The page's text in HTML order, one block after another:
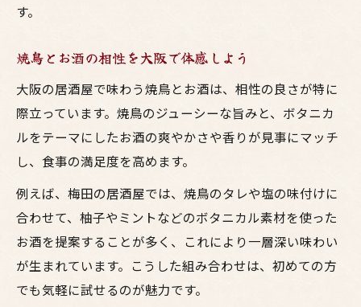
す。
焼鳥とお酒の相性を大阪で体感しよう
大阪の居酒屋で味わう焼鳥とお酒は、相性の良さが特に
際立っています。焼鳥のジューシーな旨みと、ボタニカ
ルをテーマにしたお酒の爽やかさや香りが見事にマッチ
し、食事の満足度を高めます。
例えば、梅田の居酒屋では、焼鳥のタレや塩の味付けに
合わせて、柚子やミントなどのボタニカル素材を使った
お酒を提案することが多く、これにより一層深い味わい
が生まれています。こうした組み合わせは、初めての方
でも気軽に試せるのが魅力です。